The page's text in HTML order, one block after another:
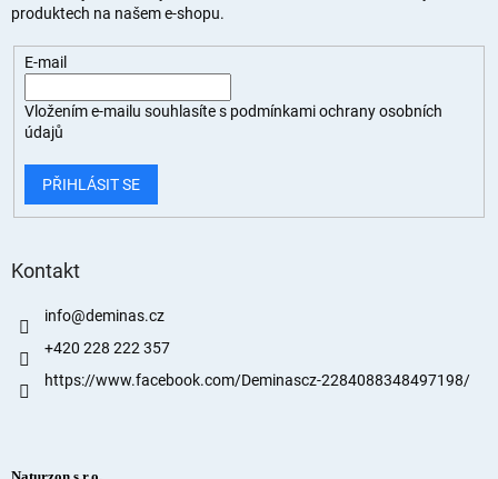
produktech na našem e-shopu.
E-mail
Vložením e-mailu souhlasíte s podmínkami ochrany osobních
údajů
PŘIHLÁSIT SE
Kontakt
info@deminas.cz
+420 228 222 357
https://www.facebook.com/Deminascz-2284088348497198/